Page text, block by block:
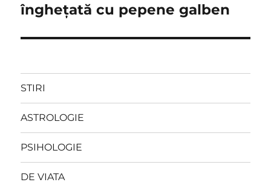
post:
înghețată cu pepene galben
STIRI
ASTROLOGIE
PSIHOLOGIE
DE VIATA